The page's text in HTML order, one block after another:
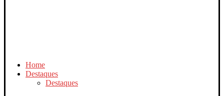
Home
Destaques
Destaques